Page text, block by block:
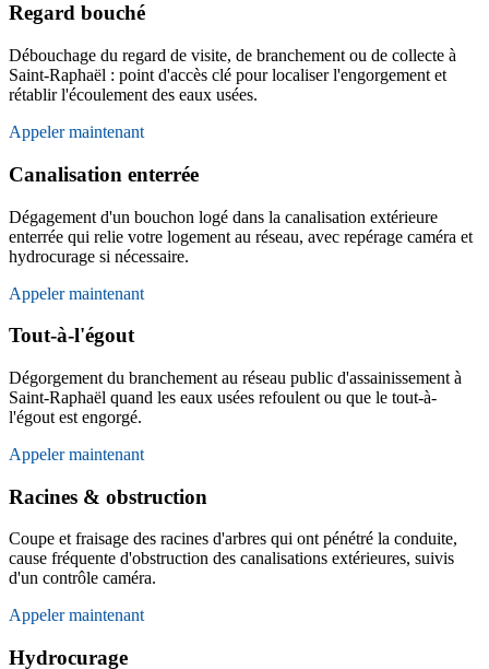
Regard bouché
Débouchage du regard de visite, de branchement ou de collecte à
Saint-Raphaël : point d'accès clé pour localiser l'engorgement et
rétablir l'écoulement des eaux usées.
Appeler maintenant
Canalisation enterrée
Dégagement d'un bouchon logé dans la canalisation extérieure
enterrée qui relie votre logement au réseau, avec repérage caméra et
hydrocurage si nécessaire.
Appeler maintenant
Tout-à-l'égout
Dégorgement du branchement au réseau public d'assainissement à
Saint-Raphaël quand les eaux usées refoulent ou que le tout-à-
l'égout est engorgé.
Appeler maintenant
Racines & obstruction
Coupe et fraisage des racines d'arbres qui ont pénétré la conduite,
cause fréquente d'obstruction des canalisations extérieures, suivis
d'un contrôle caméra.
Appeler maintenant
Hydrocurage